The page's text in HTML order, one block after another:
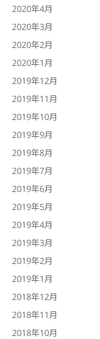
2020年4月
2020年3月
2020年2月
2020年1月
2019年12月
2019年11月
2019年10月
2019年9月
2019年8月
2019年7月
2019年6月
2019年5月
2019年4月
2019年3月
2019年2月
2019年1月
2018年12月
2018年11月
2018年10月